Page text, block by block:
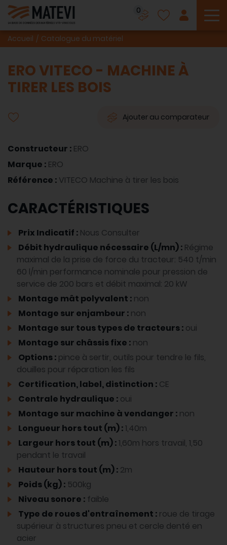
0
Accueil Catalogue du matériel
ERO VITECO - MACHINE À
TIRER LES BOIS
Ajouter au comparateur
Constructeur : ERO
Marque : ERO
Référence : VITECO Machine à tirer les bois
CARACTÉRISTIQUES
Prix Indicatif : Nous Consulter
Débit hydraulique nécessaire (L/mn) : Régime
maximal de la prise de force du tracteur: 540 t/min
60 l/min performance nominale pour pression de
service de 200 bars et débit maximal: 20 kW
Montage mât polyvalent : non
Montage sur enjambeur : non
Montage sur tous types de tracteurs : oui
Montage sur châssis fixe : non
Options : pince à sertir, outils pour tendre le fils,
douilles pour réparation les fils
Certification, label, distinction : CE
Centrale hydraulique : oui
Montage sur machine à vendanger : non
Longueur hors tout (m) :1,40m
Largeur hors tout (m) :1,60m hors travail, 1,50
pendant le travail
Hauteur hors tout (m) : 2m
Poids (kg) : 500kg
Niveau sonore : faible
Type de roues d'entraînement : roue de tirage
supérieur à structures pneu et cercle denté en
acier